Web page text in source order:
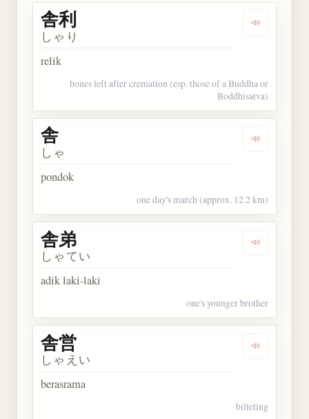
Dengarkan
舎利
しゃり
relik
bones left after cremation (esp. those of a Buddha or
Boddhisatva)
Dengarkan
舎
しゃ
pondok
one day's march (approx. 12.2 km)
Dengarkan
舎弟
しゃてい
adik laki-laki
one's younger brother
Dengarkan
舎営
しゃえい
berasrama
billeting